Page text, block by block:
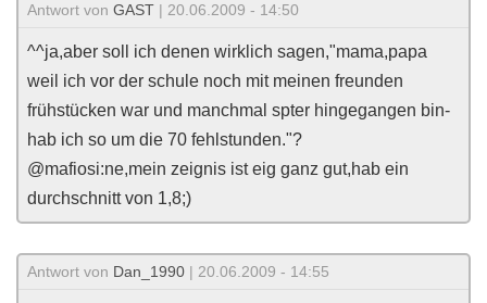
Antwort von GAST | 20.06.2009 - 14:50
^^ja,aber soll ich denen wirklich sagen,"mama,papa
weil ich vor der schule noch mit meinen freunden
frühstücken war und manchmal spter hingegangen bin-
hab ich so um die 70 fehlstunden."?
@mafiosi:ne,mein zeignis ist eig ganz gut,hab ein
durchschnitt von 1,8;)
Antwort von Dan_1990 | 20.06.2009 - 14:55